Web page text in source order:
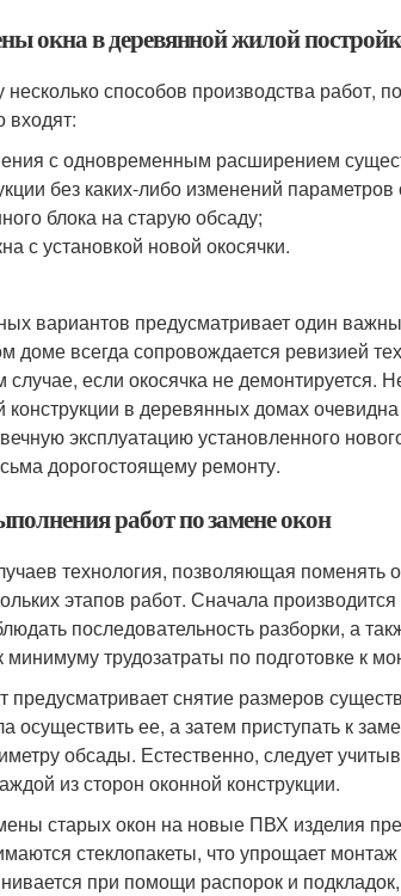
окна в деревянной жилой
несколько способов производства
входят:
с одновременным расширением
без каких-либо изменений параметров
блока на старую обсаду;
с установкой новой окосячки.
вариантов предусматривает один
доме всегда сопровождается ревизией
случае, если окосячка не демонтируется.
конструкции в деревянных домах
эксплуатацию установленного
дорогостоящему ремонту.
работ по замене окон
технология, позволяющая поменять
этапов работ. Сначала
последовательность разборки, а
минимуму трудозатраты по подготовке к
предусматривает снятие размеров
осуществить ее, а затем приступать к
обсады. Естественно, следует
из сторон оконной конструкции.
старых окон на новые ПВХ изделия
стеклопакеты, что упрощает
при помощи распорок и